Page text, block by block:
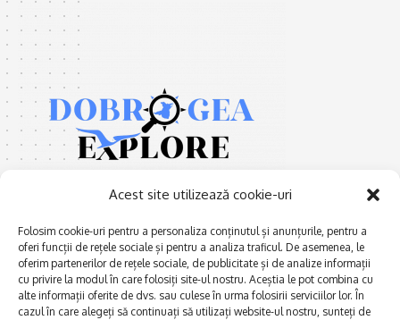
Acest site utilizează cookie-uri
Folosim cookie-uri pentru a personaliza conținutul și anunțurile, pentru a
oferi funcții de rețele sociale și pentru a analiza traficul. De asemenea, le
oferim partenerilor de rețele sociale, de publicitate și de analize informații
cu privire la modul în care folosiți site-ul nostru. Aceștia le pot combina cu
alte informații oferite de dvs. sau culese în urma folosirii serviciilor lor. În
cazul în care alegeți să continuați să utilizați website-ul nostru, sunteți de
E xplorăm Dobrogea,
Afaceri și meșteșuguri